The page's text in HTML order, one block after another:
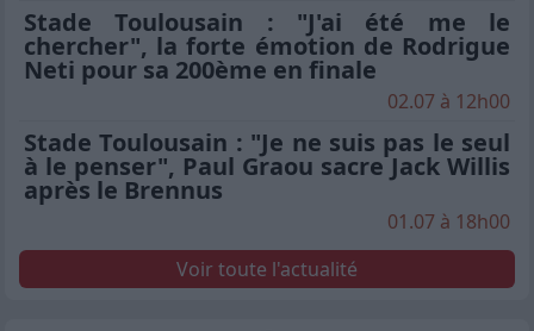
Stade Toulousain : "J'ai été me le
chercher", la forte émotion de Rodrigue
Neti pour sa 200ème en finale
02.07 à 12h00
Stade Toulousain : "Je ne suis pas le seul
à le penser", Paul Graou sacre Jack Willis
après le Brennus
01.07 à 18h00
Voir toute l'actualité